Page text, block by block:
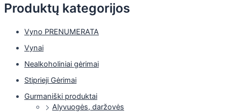
Produktų kategorijos
Vyno PRENUMERATA
Vynai
Nealkoholiniai gėrimai
Stiprieji Gėrimai
Gurmaniški produktai
Alyvuogės, daržovės